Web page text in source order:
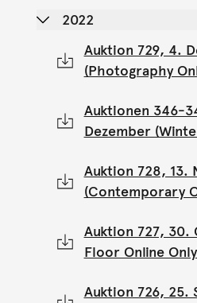
2022
Auktion 729, 4.
(Photography
Auktionen 346-
Dezember
Auktion 728, 13.
(Contemporary
Auktion 727, 30.
Floor Online
Auktion 726, 25.